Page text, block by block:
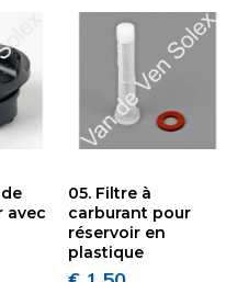
avec
05. Filtre à
carburant pour
réservoir en
plastique